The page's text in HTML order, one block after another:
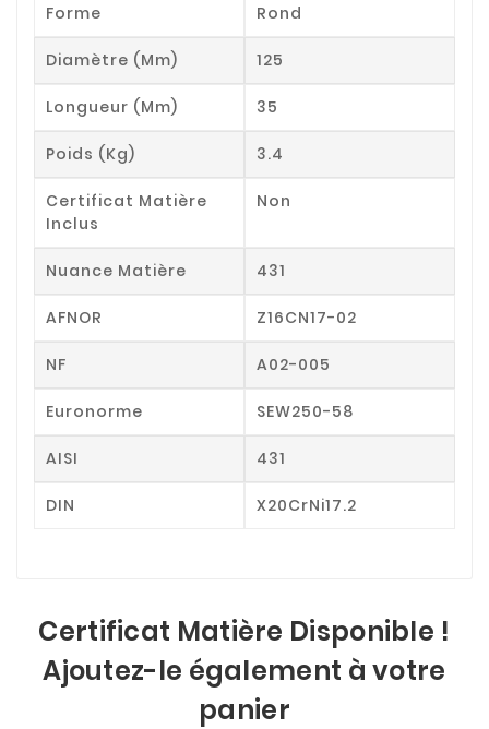
Forme Rond
Diamètre (mm) 125
Longueur (mm) 35
Poids (kg) 3.4
Certificat Matière
Inclus
Non
Nuance Matière 431
AFNOR Z16CN17-02
NF A02-005
Euronorme SEW250-58
AISI 431
DIN X20CrNi17.2
Certificat Matière Disponible !
Ajoutez-le également à votre
panier